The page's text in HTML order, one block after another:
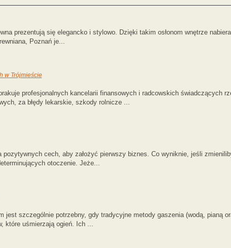
prezentują się elegancko i stylowo. Dzięki takim osłonom wnętrze
Poznań je...
w Trójmieście
profesjonalnych kancelarii finansowych i radcowskich świadczących
za błędy lekarskie, szkody rolnicze ...
pozytywnych cech, aby założyć pierwszy biznes. Co wyniknie, jeśli
otoczenie. Jeże...
jest szczególnie potrzebny, gdy tradycyjne metody gaszenia (wodą, pianą
które uśmierzają ogień. Ich ...